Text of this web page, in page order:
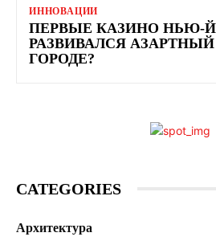
ИННОВАЦИИ
ПЕРВЫЕ КАЗИНО НЬЮ-
РАЗВИВАЛСЯ
ГОРОДЕ?
CATEGORIES
Архитектура